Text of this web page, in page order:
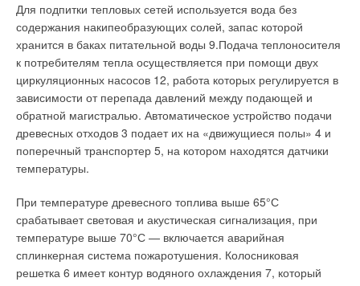
Для подпитки тепловых сетей используется вода без
содержания накипеобразующих солей, запас которой
хранится в баках питательной воды 9.Подача теплоносителя
к потребителям тепла осуществляется при помощи двух
циркуляционных насосов 12, работа которых регулируется в
зависимости от перепада давлений между подающей и
обратной магистралью. Автоматическое устройство подачи
древесных отходов 3 подает их на «движущиеся полы» 4 и
поперечный транспортер 5, на котором находятся датчики
температуры.
При температуре древесного топлива выше 65°С
срабатывает световая и акустическая сигнализация, при
температуре выше 70°С — включается аварийная
сплинкерная система пожаротушения. Колосниковая
решетка 6 имеет контур водяного охлаждения 7, который
Основу металлополимерных труб Gladiator составляют:
внутренний слой из сшитого полиэтилена (PEX-b) и
алюминиевый слой, сваренный встык по технологии TIG
(сварка вольфрамовым электродом в среде гелия или смеси
гелия и аргона). Эта структура позволяет трубе сохранять
любую заданную форму и полностью исключить
проникновение кислорода через стенки трубы, а также
значительно сократить температурное расширение
материала.
лежит самый оптимальный на сегодняшний момент метод
сшивки полиэтилена PEX-b с применением технологии
Monosil, разработанный швейцарской компанией Maillefer
S.A. Данная технология в производстве
металлополимерныхтруб гарантирует однородную структуру
качестве нагревательного контура к распределительному
устройству. Возможно также прямое подключение к системе
отопления через ограничитель температуры обратной воды
(например, «Герц» — Floorfix).
Читайте по теме:
→
Предварительный выбор и преднастройка
балансировочных вентилей ГЕРЦ
ЖУРНАЛ СОК ДЕКАБРЬ 2009
→
HERZ Armaturen GmbH. Энергосбережение в
муниципальных жилых домах
ЖУРНАЛ СОК ОКТЯБРЬ 2008
Главная выставочная неделя года. Новинки.
ЖУРНАЛ СОК МАЙ 2008
→
Панельно-лучистая система отопления и охлаждения с